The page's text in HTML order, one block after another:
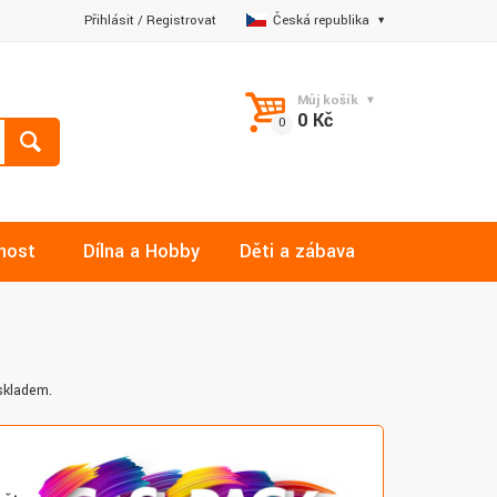
Česká republika
Přihlásit/Registrovat
Můj košík
0 Kč
Dílna a Hobby Děti a zábava